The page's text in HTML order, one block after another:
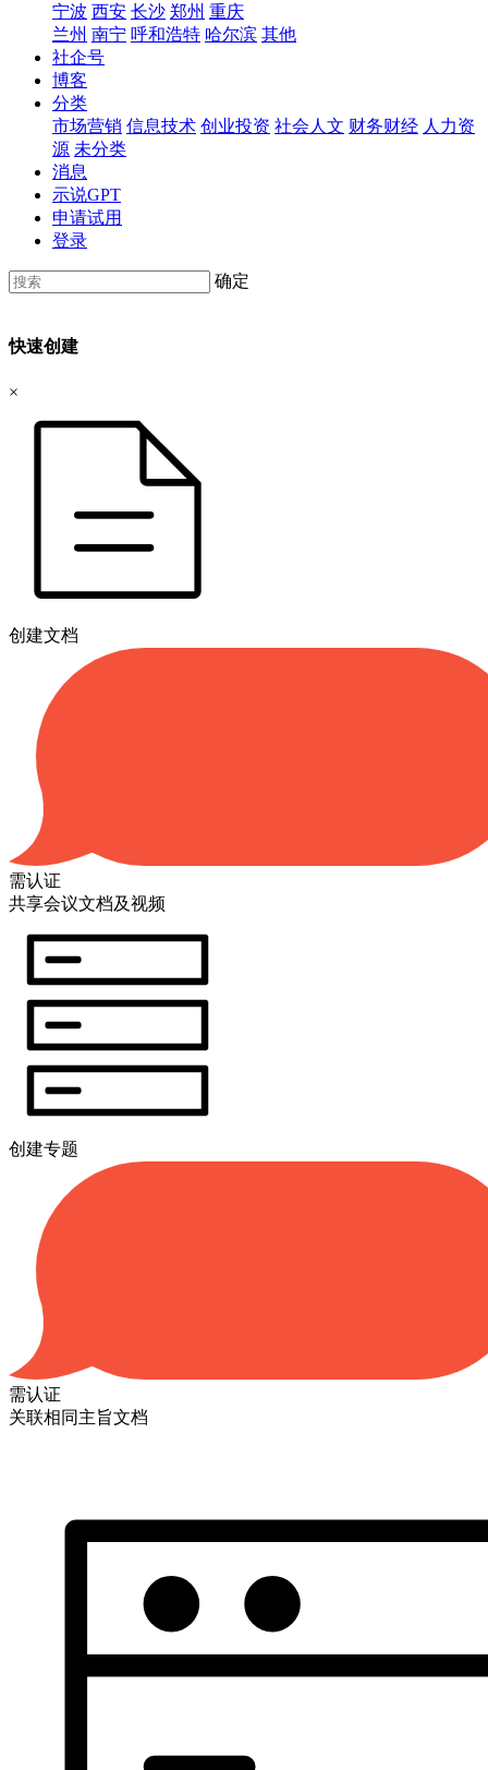
宁波 西安 长沙 郑州 重庆
兰州 南宁 呼和浩特 哈尔滨 其他
社企号
博客
分类
市场营销 信息技术 创业投资 社会人文 财务财经 人力资
源 未分类
消息
示说GPT
申请试用
登录
确定
快速创建
×
创建文档
需认证
共享会议文档及视频
创建专题
需认证
关联相同主旨文档